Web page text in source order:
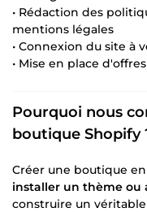
• Rédaction des
mentions légales
• Connexion du site à
• Mise en place
Pourquoi nous
boutique Shopify
Créer une boutique
installer un thème ou
construire un